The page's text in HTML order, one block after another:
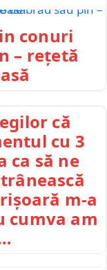
conuri
– rețetă
că
cu 3
ca să ne
m-a
cumva am